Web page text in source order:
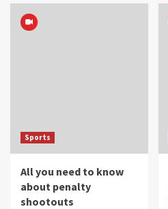
Sports
All you need to know
about penalty
shootouts